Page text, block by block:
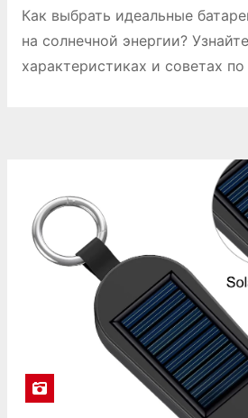
Как выбрать идеальные
на солнечной энергии?
характеристиках и советах